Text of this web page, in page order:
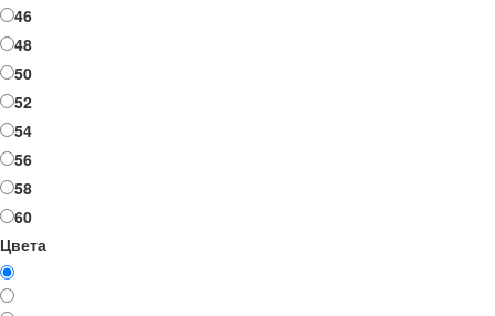
46
48
50
52
54
56
58
60
Цвета